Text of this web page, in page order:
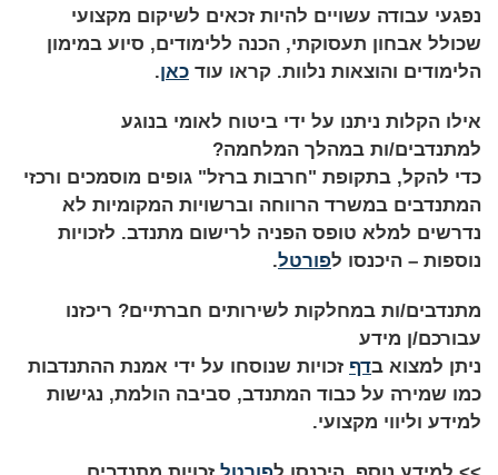
נפגעי עבודה עשויים להיות זכאים לשיקום מקצועי
שכולל אבחון תעסוקתי, הכנה ללימודים, סיוע במימון
הלימודים והוצאות נלוות. קראו עוד כאן.
אילו הקלות ניתנו על ידי ביטוח לאומי בנוגע
למתנדבים/ות במהלך המלחמה?
כדי להקל, בתקופת "חרבות ברזל" גופים מוסמכים ורכזי
המתנדבים במשרד הרווחה וברשויות המקומיות לא
נדרשים למלא טופס הפניה לרישום מתנדב. לזכויות
נוספות – היכנסו לפורטל.
מתנדבים/ות במחלקות לשירותים חברתיים? ריכזנו
עבורכם/ן מידע
ניתן למצוא בדף זכויות שנוסחו על ידי אמנת ההתנדבות
כמו שמירה על כבוד המתנדב, סביבה הולמת, נגישות
למידע וליווי מקצועי.